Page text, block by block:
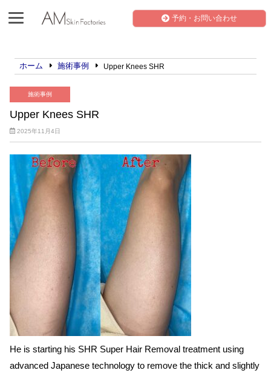
予約・お問い合わせ
ホーム 施術事例 Upper Knees SHR
施術事例
Upper Knees SHR
2025年11月4日
He is starting his SHR Super Hair Removal treatment using
advanced Japanese technology to remove the thick and slightly